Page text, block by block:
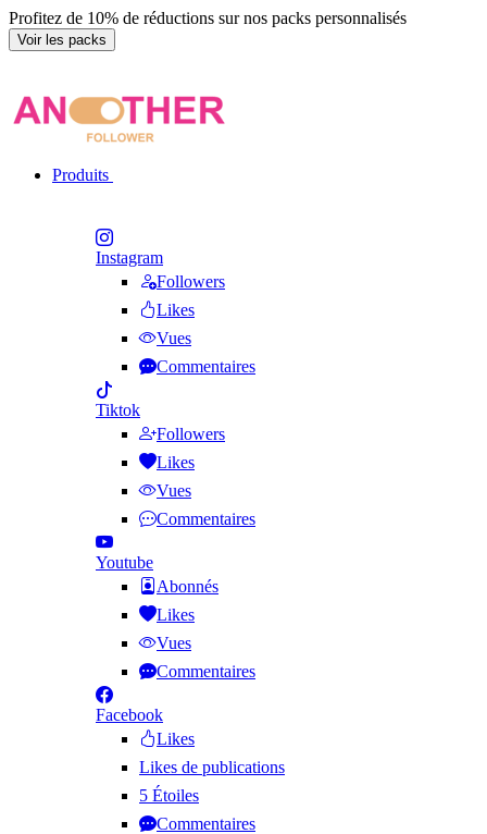
Profitez de 10% de réductions sur nos packs personnalisés
Voir les packs
Produits
Instagram
Followers
Likes
Vues
Commentaires
Tiktok
Followers
Likes
Vues
Commentaires
Youtube
Abonnés
Likes
Vues
Commentaires
Facebook
Likes
Likes de publications
5 Étoiles
Commentaires